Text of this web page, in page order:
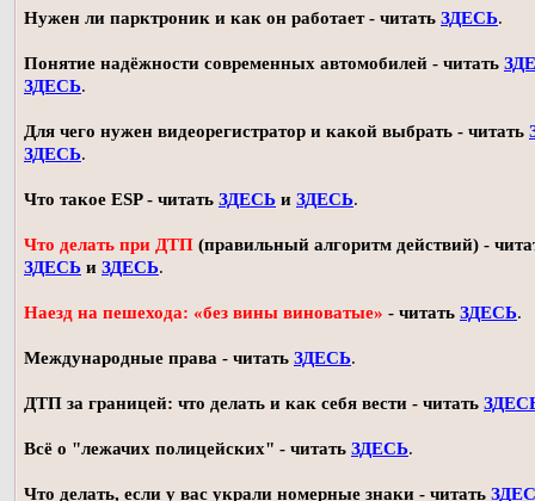
Нужен ли парктроник и как он работает - читать ЗДЕСЬ.
Понятие надёжности современных автомобилей - читать
ЗДЕСЬ.
Для чего нужен видеорегистратор и какой выбрать - читать
ЗДЕСЬ.
Что такое ESP - читать ЗДЕСЬ и ЗДЕСЬ.
Что делать при ДТП (правильный алгоритм действий) -
ЗДЕСЬ и ЗДЕСЬ.
Наезд на пешехода: «без вины виноватые» - читать ЗДЕСЬ.
Международные права - читать ЗДЕСЬ.
ДТП за границей: что делать и как себя вести - читать
Всё о "лежачих полицейских" - читать ЗДЕСЬ.
Что делать, если у вас украли номерные знаки - читать